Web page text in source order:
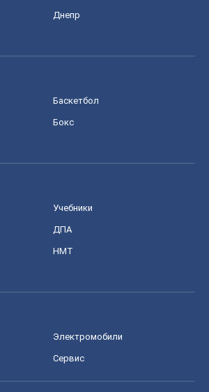
Днепр
Баскетбол
Бокс
Учебники
ДПА
НМТ
Электромобили
Сервис